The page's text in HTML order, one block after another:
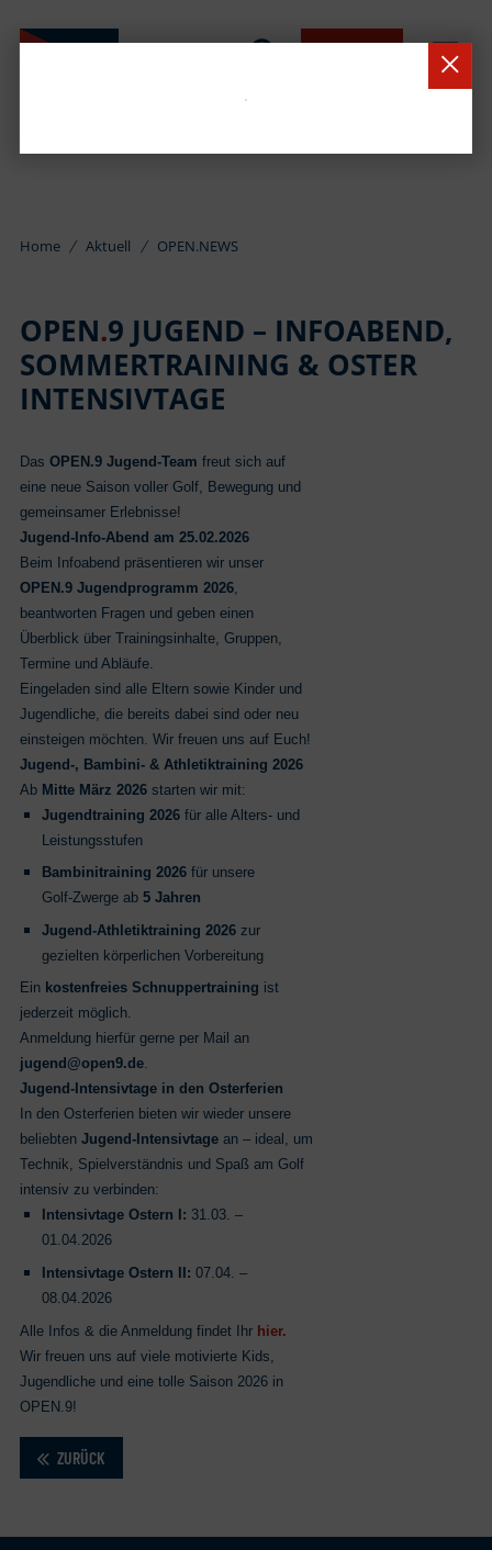
Home Aktuell OPEN.NEWS
OPEN.9 JUGEND – INFOABEND,
SOMMERTRAINING & OSTER
INTENSIVTAGE
Das OPEN.9 Jugend‑Team freut sich auf
eine neue Saison voller Golf, Bewegung und
gemeinsamer Erlebnisse!
Jugend‑Info-Abend am 25.02.2026
Beim Infoabend präsentieren wir unser
OPEN.9 Jugendprogramm 2026,
beantworten Fragen und geben einen
Überblick über Trainingsinhalte, Gruppen,
Termine und Abläufe.
Eingeladen sind alle Eltern sowie Kinder und
Jugendliche, die bereits dabei sind oder neu
einsteigen möchten. Wir freuen uns auf Euch!
Jugend‑, Bambini‑ & Athletiktraining 2026
Ab Mitte März 2026starten wir mit:
Jugendtraining 2026für alle Alters‑ und
Leistungsstufen
Bambinitraining 2026für unsere
Golf‑Zwerge ab 5 Jahren
Jugend‑Athletiktraining 2026zur
gezielten körperlichen Vorbereitung
Ein kostenfreies Schnuppertraining ist
jederzeit möglich.
Anmeldung hierfür gerne per Mail an
jugend@open9.de.
Jugend‑Intensivtage in den Osterferien
In den Osterferien bieten wir wieder unsere
beliebten Jugend‑Intensivtagean – ideal, um
Technik, Spielverständnis und Spaß am Golf
intensiv zu verbinden:
Intensivtage Ostern I: 31.03. –
01.04.2026
Intensivtage Ostern II: 07.04. –
08.04.2026
Alle Infos & die Anmeldung findet Ihr hier.
Wir freuen uns auf viele motivierte Kids,
Jugendliche und eine tolle Saison 2026 in
OPEN.9!
ZURÜCK